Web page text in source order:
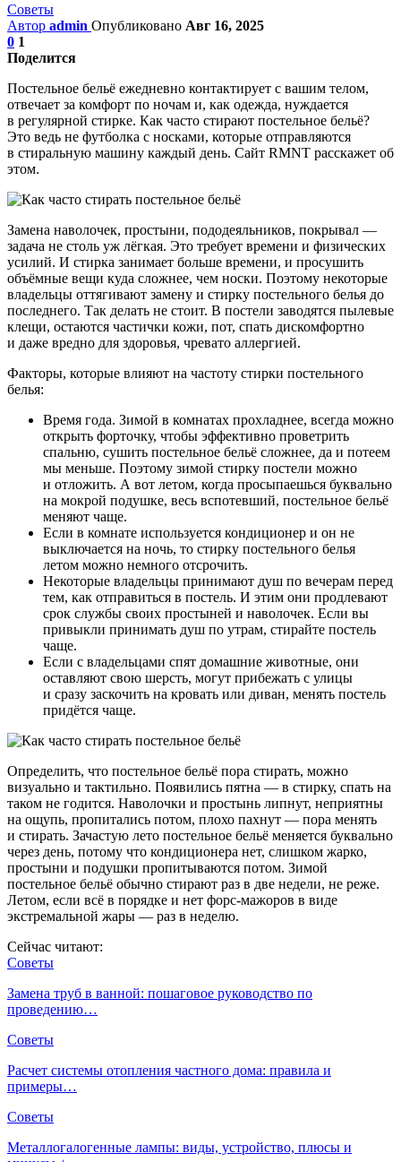
Советы
Автор admin Опубликовано Авг 16, 2025
0 1
Поделится
Постельное бельё ежедневно контактирует с вашим телом,
отвечает за комфорт по ночам и, как одежда, нуждается
в регулярной стирке. Как часто стирают постельное бельё?
Это ведь не футболка с носками, которые отправляются
в стиральную машину каждый день. Сайт RMNT расскажет об
этом.
Замена наволочек, простыни, пододеяльников, покрывал —
задача не столь уж лёгкая. Это требует времени и физических
усилий. И стирка занимает больше времени, и просушить
объёмные вещи куда сложнее, чем носки. Поэтому некоторые
владельцы оттягивают замену и стирку постельного белья до
последнего. Так делать не стоит. В постели заводятся пылевые
клещи, остаются частички кожи, пот, спать дискомфортно
и даже вредно для здоровья, чревато аллергией.
Факторы, которые влияют на частоту стирки постельного
белья:
Время года. Зимой в комнатах прохладнее, всегда можно
открыть форточку, чтобы эффективно проветрить
спальню, сушить постельное бельё сложнее, да и потеем
мы меньше. Поэтому зимой стирку постели можно
и отложить. А вот летом, когда просыпаешься буквально
на мокрой подушке, весь вспотевший, постельное бельё
меняют чаще.
Если в комнате используется кондиционер и он не
выключается на ночь, то стирку постельного белья
летом можно немного отсрочить.
Некоторые владельцы принимают душ по вечерам перед
тем, как отправиться в постель. И этим они продлевают
срок службы своих простыней и наволочек. Если вы
привыкли принимать душ по утрам, стирайте постель
чаще.
Если с владельцами спят домашние животные, они
оставляют свою шерсть, могут прибежать с улицы
и сразу заскочить на кровать или диван, менять постель
придётся чаще.
Определить, что постельное бельё пора стирать, можно
визуально и тактильно. Появились пятна — в стирку, спать на
таком не годится. Наволочки и простынь липнут, неприятны
на ощупь, пропитались потом, плохо пахнут — пора менять
и стирать. Зачастую лето постельное бельё меняется буквально
через день, потому что кондиционера нет, слишком жарко,
простыни и подушки пропитываются потом. Зимой
постельное бельё обычно стирают раз в две недели, не реже.
Летом, если всё в порядке и нет форс-мажоров в виде
экстремальной жары — раз в неделю.
Сейчас читают:
Советы
Замена труб в ванной: пошаговое руководство по
проведению…
Советы
Расчет системы отопления частного дома: правила и
примеры…
Советы
Металлогалогенные лампы: виды, устройство, плюсы и